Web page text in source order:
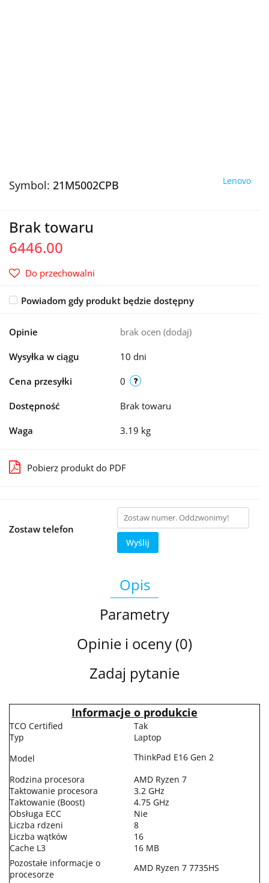
Symbol: 21M5002CPB Lenovo
Brak towaru
6446.00
Do przechowalni
Powiadom gdy produkt będzie dostępny
Opinie brak ocen (dodaj)
Wysyłka w ciągu 10 dni
Cena przesyłki 0
Dostępność Brak towaru
Waga 3.19 kg
Pobierz produkt do PDF
Zostaw telefon
Wyślij
Opis
Parametry
Opinie i oceny (0)
Zadaj pytanie
Informacje o produkcie
TCO Certified
Tak
Typ
Laptop
Model
ThinkPad E16 Gen 2
Rodzina procesora
AMD Ryzen 7
Taktowanie procesora
3.2 GHz
Taktowanie (Boost)
4.75 GHz
Obsługa ECC
Nie
Liczba rdzeni
8
Liczba wątków
16
Cache L3
16 MB
Pozostałe informacje o
procesorze
AMD Ryzen 7 7735HS